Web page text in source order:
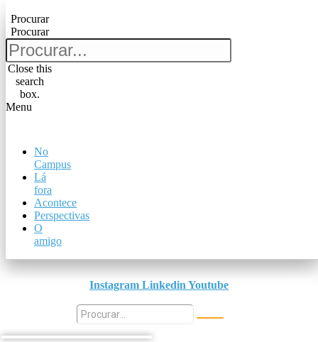
Procurar
Procurar
Close this
search
box.
Menu
No
Campus
Lá
fora
Acontece
Perspectivas
O
amigo
Procurar
Procurar
Close this
search
box.
No
Campus
Lá
fora
Acontece
Perspectivas
O
amigo
Instagram Linkedin Youtube